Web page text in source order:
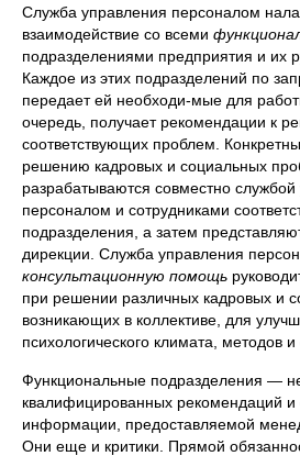
Служба управления персоналом
взаимодействие со всеми
подразделениями предприятия и их
Каждое из этих подразделений по
передает ей необходи-мые для
очередь, получает рекомендации к
соответствующих проблем.
решению кадровых и социальных
разрабатываются совместно службой
персоналом и сотрудниками
подразделения, а затем
дирекции. Служба управления
консультационную помощь
при решении различных кадровых и
возникающих в коллективе, для
психологического климата, методов и
Функциональные подразделения —
квалифицированных рекомендаций и
информации, предоставляемой
Они еще и критики. Прямой